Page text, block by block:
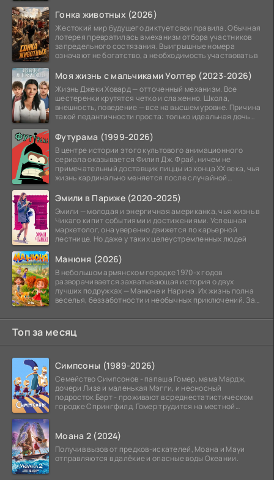
Гонка животных (2026)
Жестокий мир будущего диктует свои правила. Обычная
лотерея превратилась в механизм отбора участников
запредельного состязания. Выигрышные номера
означают не богатство, а необходимость участвовать в
Моя жизнь с мальчиками Уолтер (2023-2026)
Жизнь Джеки Ховард — отточенный механизм. Все
шестеренки крутятся четко и слаженно. Школа,
внешность, поведение — все на высшем уровне. Причина
такой педантичности проста: только идеальная дочь
Футурама (1999-2026)
В центре истории этого культового анимационного
сериала оказывается Филип Дж. Фрай, ничем не
примечательный доставщик пиццы из конца XX века, чья
жизнь кардинально меняется после случайной
Эмили в Париже (2020-2025)
Эмили — молодая и энергичная американка, чья жизнь в
Чикаго кипит событиями и достижениями. Успешная
маркетолог, она уверенно движется по карьерной
лестнице. Но даже у таких целеустремленных людей
Манюня (2026)
В небольшом армянском городке 1970-х годов
разворачивается захватывающая история о двух
лучших подружках — Манюне и Наринэ. Их жизнь полна
веселья, беззаботности и необычных приключений. За
Топ за месяц
Симпсоны (1989-2026)
Семейство Симпсонов - папаша Гомер, мама Мардж,
дочери Лиза и маленькая Мэгги, и несносный
подросток Барт - проживают в среднестатистическом
городке Спрингфилд. Гомер трудится на местной
Моана 2 (2024)
Получив вызов от предков-искателей, Моана и Мауи
отправляются в далёкие и опасные воды Океании.